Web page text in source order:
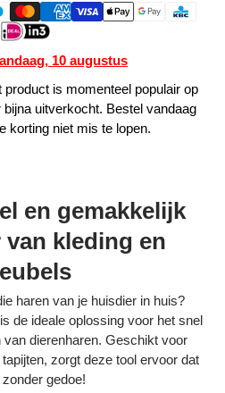
10 augustus
product is momenteel populair op
uitverkocht. Bestel vandaag
korting niet mis te lopen.
en gemakkelijk
van kleding en
haren van je huisdier in huis?
de ideale oplossing voor het snel
dierenharen. Geschikt voor
zorgt deze tool ervoor dat
gedoe!